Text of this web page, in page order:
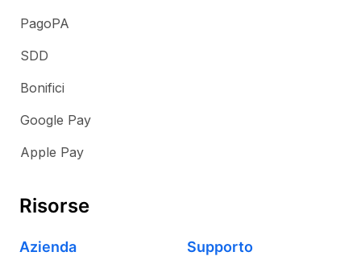
PagoPA
SDD
Bonifici
Google Pay
Apple Pay
Risorse
Azienda Supporto